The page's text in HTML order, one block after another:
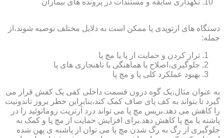
نگهداری سابقه و مستندات در پرونده های بیماران
دستگاه های ارتوپدی پا ممکن است به دلایل مختلف توصیه شوند،از
جمله:
تراز کردن و حمایت از پا یا مچ پا
جلوگیری،اصلاح یا هماهنگی با ناهنجاری های پا
بهبود عملکرد کلی پا و مچ پا
به عنوان مثال،یک گوه درون قسمت داخلی کفی یک کفش قرار می
گیرد تا بتواند به کف پای صاف کمک کند،بنابراین خطر بروز تاندونیت
را کاهش می دهد.بریس مچ پا می تواند درد آرتریت روماتوئید را در
پاشنه یا مچ پا کاهش دهد.برای افزایش حمایت از مچ پا و کمک به
جلوگیری از رگ به رگ شدن مچ پا می توان از پاشنه ی پهن شده